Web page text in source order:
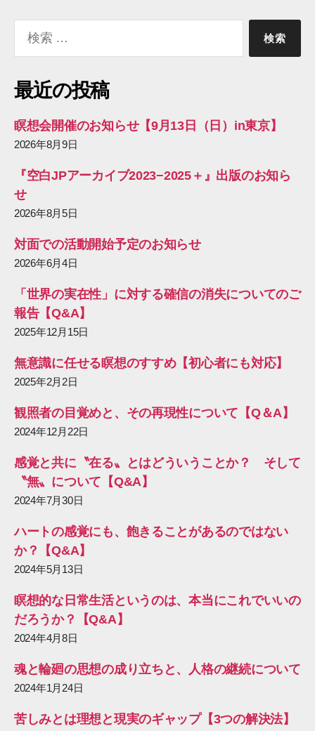
象:
最近の投稿
瞑想会開催のお知らせ【9月13日（日）in東京】
2026年8月9日
『空白JPアーカイブ2023−2025＋』出版のお知ら
せ
2026年8月5日
対面での活動開始予定のお知らせ
2026年6月4日
「世界の実在性」に対する確信の消失についてのご
報告【Q&A】
2025年12月15日
無意識に任せる瞑想のすすめ【初心者にも対応】
2025年2月2日
観照者の目覚めと、その再現性について【Q＆A】
2024年12月22日
感覚と共に〝在る〟とはどういうことか？ そして
〝無〟について【Q&A】
2024年7月30日
ハートの感覚にも、飽きることがあるのではない
か？【Q&A】
2024年5月13日
瞑想的な日常生活というのは、本当にこれでいいの
だろうか？【Q&A】
2024年4月8日
魂と輪廻の思想の成り立ちと、人格の継続について
2024年1月24日
苦しみとは理想と現実のギャップ【3つの解決法】